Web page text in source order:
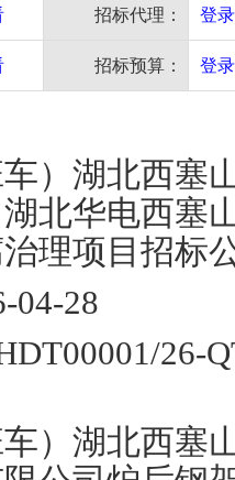
招标代理： 登
招标预算： 登
车）湖北西塞
北华电西塞
理项目招标
04-28
26-
车）湖北西塞